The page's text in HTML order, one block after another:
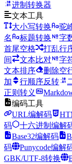
进制转换器
文本工具
大小写转换
驼
名
标题转换 字
首尾空格
打乱行
间
文本比对 字
文本排序
删除空
加
行顺序反转
正则转义
编码工具
URL编解码
码
十六进制编解
Base32编解码
码
Punycode编解
GBK/UTF-8转换